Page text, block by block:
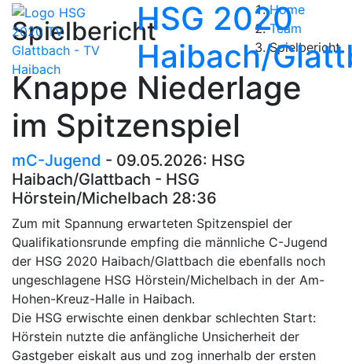
HSG 2020
Haibach/
Spielbericht
Home
Team
Spielbericht
Knappe Niederlage
im Spitzenspiel
mC-Jugend - 09.05.2026: HSG
Haibach/Glattbach - HSG
Hörstein/Michelbach 28:36
Zum mit Spannung erwarteten Spitzenspiel der
Qualifikationsrunde empfing die männliche C-Jugend
der HSG 2020 Haibach/Glattbach die ebenfalls noch
ungeschlagene HSG Hörstein/Michelbach in der Am-
Hohen-Kreuz-Halle in Haibach.
Die HSG erwischte einen denkbar schlechten Start:
Hörstein nutzte die anfängliche Unsicherheit der
Gastgeber eiskalt aus und zog innerhalb der ersten